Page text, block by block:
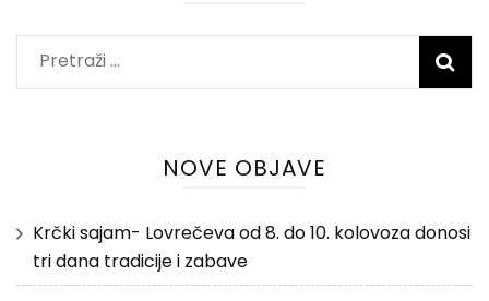
Pretraži:
NOVE OBJAVE
Krčki sajam- Lovrečeva od 8. do 10. kolovoza donosi
tri dana tradicije i zabave